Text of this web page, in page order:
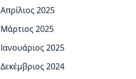
Απρίλιος 2025
Μάρτιος 2025
Ιανουάριος 2025
Δεκέμβριος 2024